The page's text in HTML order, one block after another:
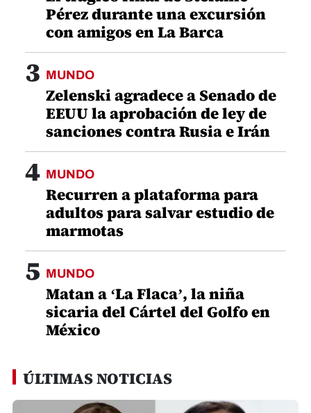
Pérez durante una excursión
con amigos en La Barca
3 MUNDO
Zelenski agradece a Senado de
EEUU la aprobación de ley de
sanciones contra Rusia e Irán
4 MUNDO
Recurren a plataforma para
adultos para salvar estudio de
marmotas
5 MUNDO
Matan a ‘La Flaca’, la niña
sicaria del Cártel del Golfo en
México
ÚLTIMAS NOTICIAS